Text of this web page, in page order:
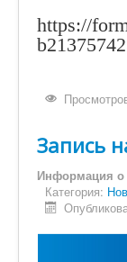
https://
Запись
Информация о
Категория: